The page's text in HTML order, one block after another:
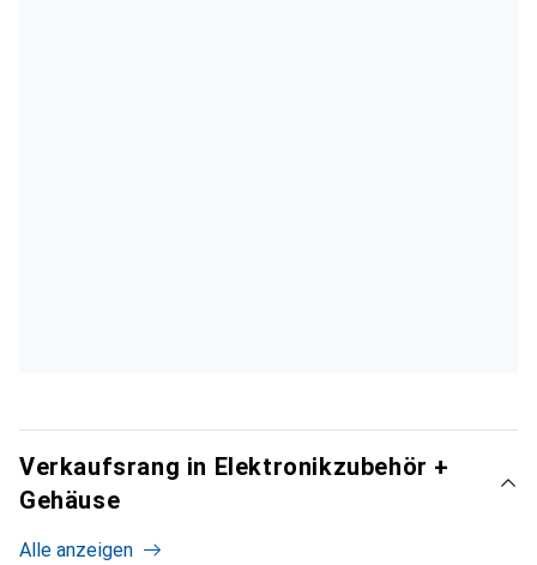
Verkaufsrang in Elektronikzubehör +
Gehäuse
Alle anzeigen